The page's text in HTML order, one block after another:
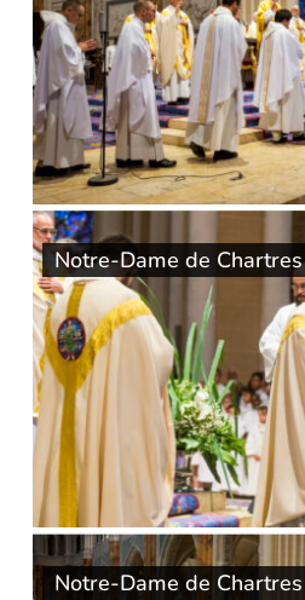
Notre-Dame de Chartres
Notre-Dame de Chartres